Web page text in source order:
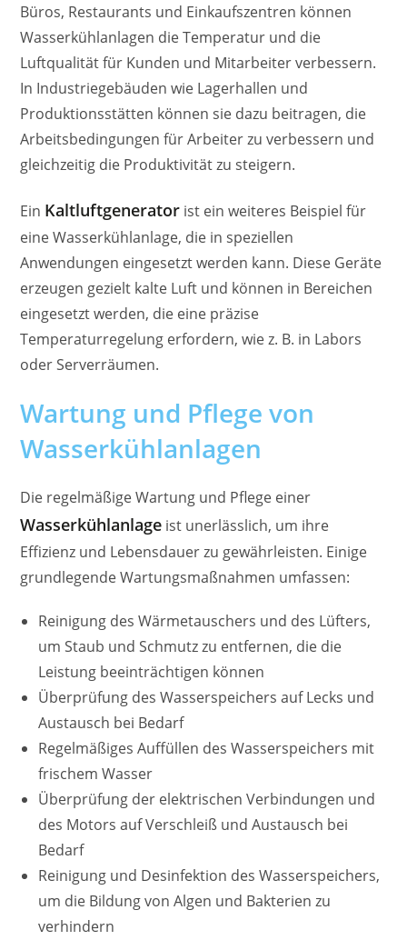
Büros, Restaurants und Einkaufszentren können
Wasserkühlanlagen die Temperatur und die
Luftqualität für Kunden und Mitarbeiter verbessern.
In Industriegebäuden wie Lagerhallen und
Produktionsstätten können sie dazu beitragen, die
Arbeitsbedingungen für Arbeiter zu verbessern und
gleichzeitig die Produktivität zu steigern.
Ein Kaltluftgenerator ist ein weiteres Beispiel für
eine Wasserkühlanlage, die in speziellen
Anwendungen eingesetzt werden kann. Diese Geräte
erzeugen gezielt kalte Luft und können in Bereichen
eingesetzt werden, die eine präzise
Temperaturregelung erfordern, wie z. B. in Labors
oder Serverräumen.
Wartung und Pflege von
Wasserkühlanlagen
Die regelmäßige Wartung und Pflege einer
Wasserkühlanlage ist unerlässlich, um ihre
Effizienz und Lebensdauer zu gewährleisten. Einige
grundlegende Wartungsmaßnahmen umfassen:
Reinigung des Wärmetauschers und des Lüfters,
um Staub und Schmutz zu entfernen, die die
Leistung beeinträchtigen können
Überprüfung des Wasserspeichers auf Lecks und
Austausch bei Bedarf
Regelmäßiges Auffüllen des Wasserspeichers mit
frischem Wasser
Überprüfung der elektrischen Verbindungen und
des Motors auf Verschleiß und Austausch bei
Bedarf
Reinigung und Desinfektion des Wasserspeichers,
um die Bildung von Algen und Bakterien zu
verhindern